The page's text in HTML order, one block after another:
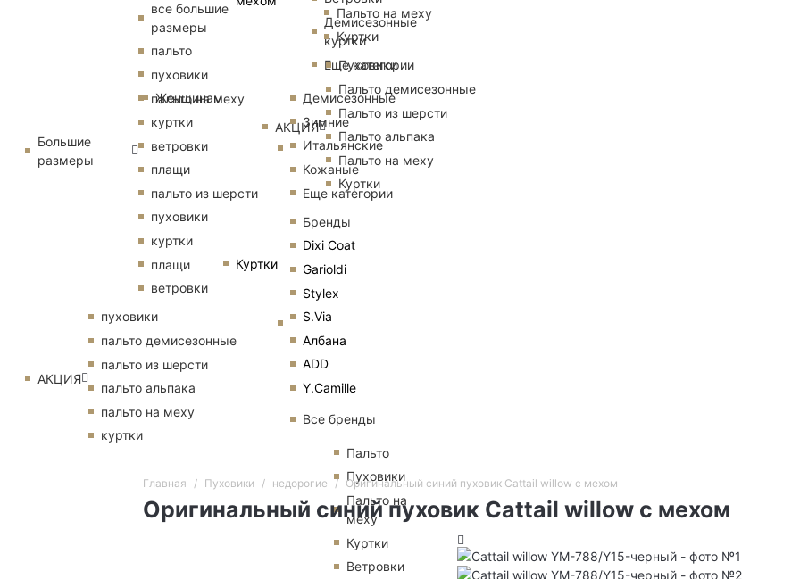
Женщинам
Демисезонные
куртки
Еще категории
Куртки
Демисезонные
Зимние
Итальянские
Кожаные
Еще категории
Бренды
Dixi Coat
Garioldi
Stylex
S.Via
Албана
ADD
Y.Camille
Все бренды
Пальто
Пуховики
Пальто на
меху
Куртки
Ветровки
Большие
размеры
все большие
размеры
пальто
пуховики
пальто на меху
куртки
ветровки
плащи
пальто из шерсти
пуховики
куртки
плащи
ветровки
АКЦИЯ
пуховики
пальто демисезонные
пальто из шерсти
пальто альпака
пальто на меху
куртки
Пальто на меху
Куртки
АКЦИЯ
Пуховики
Пальто демисезонные
Пальто из шерсти
Пальто альпака
Пальто на меху
Куртки
Главная Пуховики недорогие Оригинальный синий пуховик Cattail willow с мехом
Оригинальный синий пуховик Cattail willow с мехом